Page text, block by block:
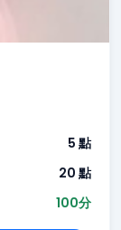
5 點
20 點
100分